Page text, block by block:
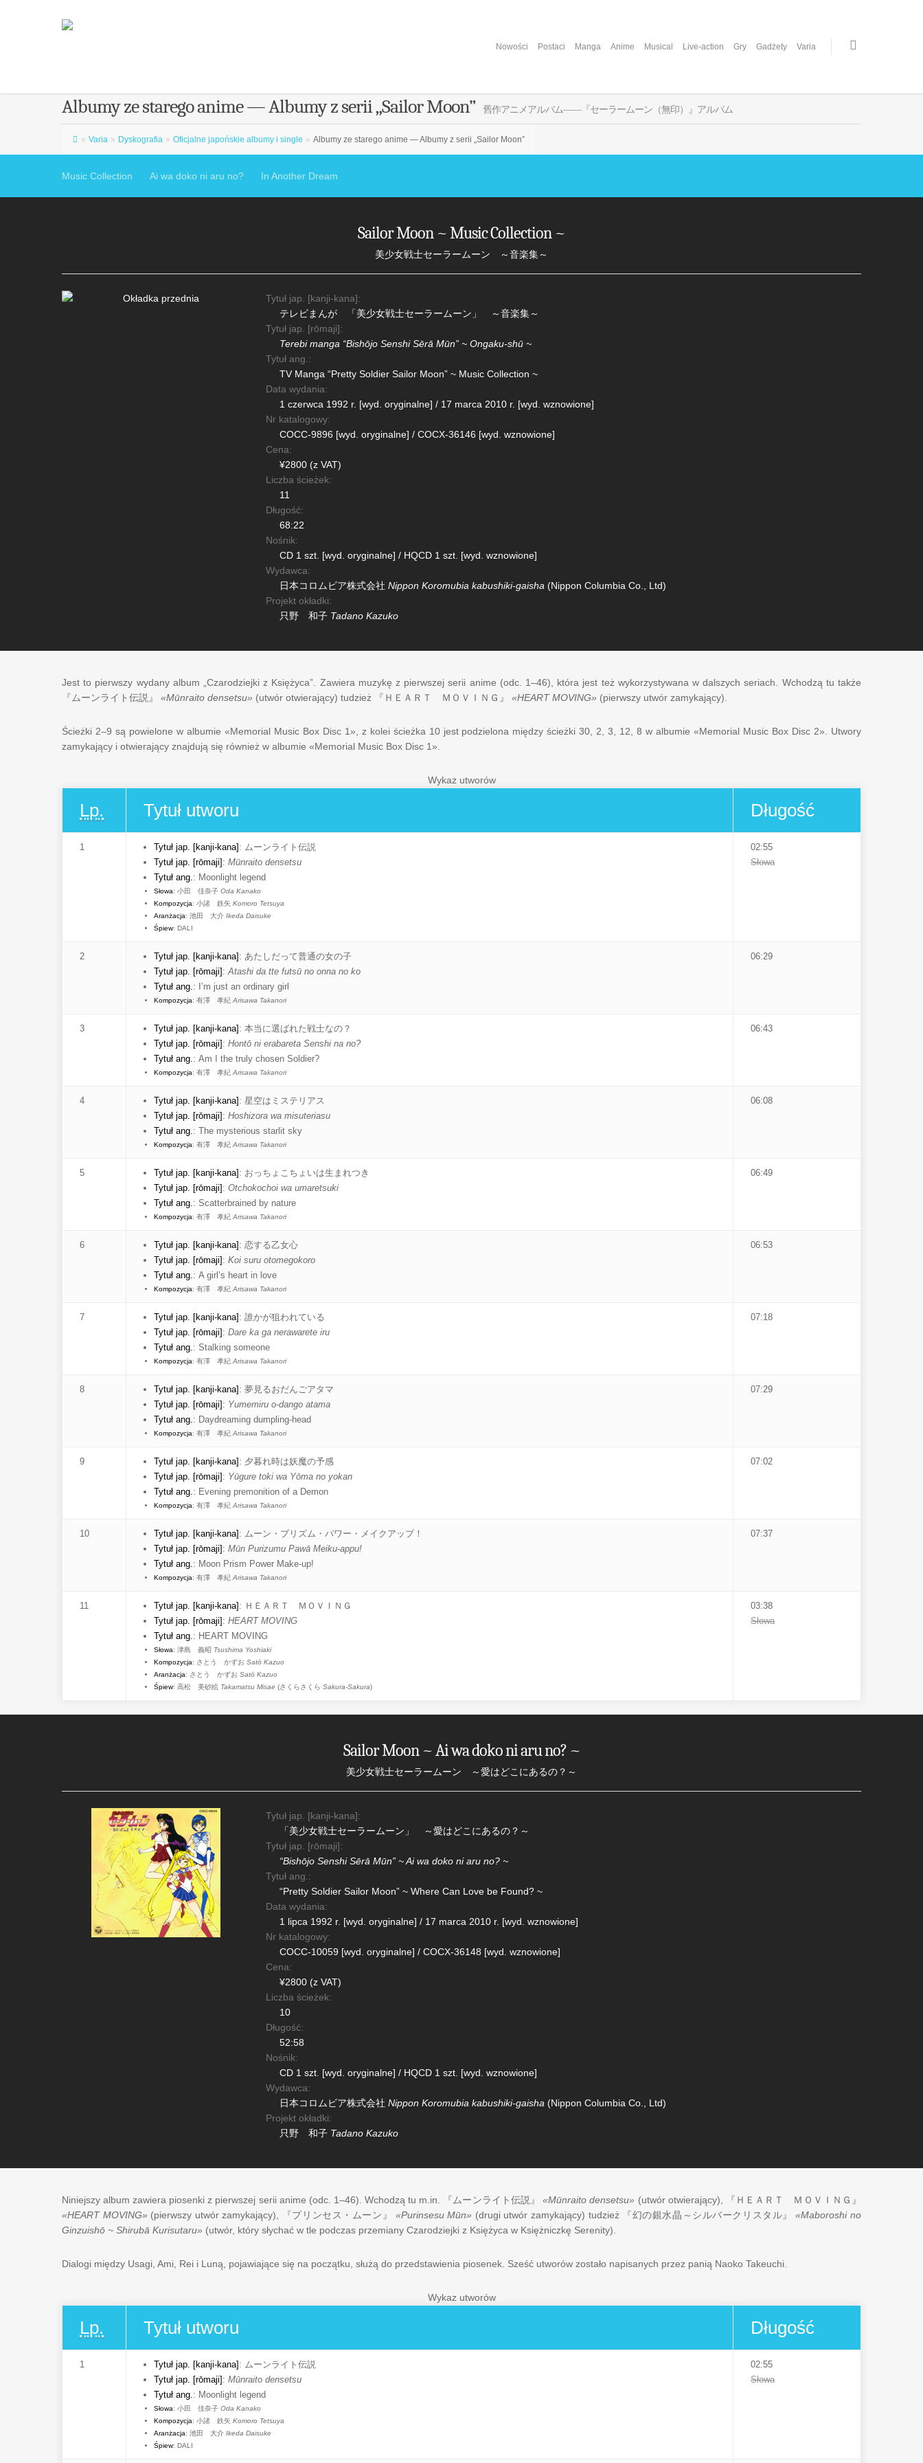
Nowości Postaci Manga Anime Musical Live-action Gry Gadżety Varia
Albumy ze starego anime — Albumy z serii „Sailor Moon” 舊作アニメアルバム――『セーラームーン（無印）』アルバム
» Varia » Dyskografia » Oficjalne japońskie albumy i single » Albumy ze starego anime — Albumy z serii „Sailor Moon”
Music Collection Ai wa doko ni aru no? In Another Dream
Sailor Moon ~ Music Collection ~
美少女戦士セーラームーン ～音楽集～
Tytuł jap. [kanji-kana]:
テレビまんが 「美少女戦士セーラームーン」 ～音楽集～
Tytuł jap. [rōmaji]:
Terebi manga “Bishōjo Senshi Sērā Mūn” ~ Ongaku-shū ~
Tytuł ang.:
TV Manga “Pretty Soldier Sailor Moon” ~ Music Collection ~
Data wydania:
1 czerwca 1992 r. [wyd. oryginalne] / 17 marca 2010 r. [wyd. wznowione]
Nr katalogowy:
COCC-9896 [wyd. oryginalne] / COCX-36146 [wyd. wznowione]
Cena:
¥2800 (z VAT)
Liczba ścieżek:
11
Długość:
68:22
Nośnik:
CD 1 szt. [wyd. oryginalne] / HQCD 1 szt. [wyd. wznowione]
Wydawca:
日本コロムビア株式会社 Nippon Koromubia kabushiki-gaisha (Nippon Columbia Co., Ltd)
Projekt okładki:
只野 和子 Tadano Kazuko
Jest to pierwszy wydany album „Czarodziejki z Księżyca”. Zawiera muzykę z pierwszej serii anime (odc. 1–46), która jest też wykorzystywana w dalszych seriach. Wchodzą tu także
『ムーンライト伝説』
«Mūnraito densetsu» (utwór otwierający) tudzież 『ＨＥＡＲＴ ＭＯＶＩＮＧ』 «HEART MOVING» (pierwszy utwór zamykający).
Ścieżki 2–9 są powielone w albumie «Memorial Music Box Disc 1», z kolei ścieżka 10 jest podzielona między ścieżki 30, 2, 3, 12, 8 w albumie «Memorial Music Box Disc 2». Utwory
zamykający i otwierający znajdują się również w albumie «Memorial Music Box Disc 1».
Wykaz utworów
Lp. Tytuł utworu Długość
1 Tytuł jap. [kanji-kana] : ムーンライト伝説
Tytuł jap. [rōmaji] : Mūnraito densetsu
Tytuł ang.: Moonlight legend
Słowa: 小田 佳奈子 Oda Kanako
Kompozycja: 小諸 鉄矢 Komoro Tetsuya
Aranżacja: 池田 大介 Ikeda Daisuke
Śpiew: DALI
02:55
Słowa
2 Tytuł jap. [kanji-kana] : あたしだって普通の女の子
Tytuł jap. [rōmaji] :Atashi da tte futsū no onna no ko
Tytuł ang.: I’m just an ordinary girl
Kompozycja: 有澤 孝紀 Arisawa Takanori
06:29
3 Tytuł jap. [kanji-kana] : 本当に選ばれた戦士なの？
Tytuł jap. [rōmaji] : Hontō ni erabareta Senshi na no?
Tytuł ang.: Am I the truly chosen Soldier?
Kompozycja: 有澤 孝紀 Arisawa Takanori
06:43
4 Tytuł jap. [kanji-kana] : 星空はミステリアス
Tytuł jap. [rōmaji] : Hoshizora wa misuteriasu
Tytuł ang.: The mysterious starlit sky
Kompozycja: 有澤 孝紀 Arisawa Takanori
06:08
5 Tytuł jap. [kanji-kana] : おっちょこちょいは生まれつき
Tytuł jap. [rōmaji] : Otchokochoi wa umaretsuki
Tytuł ang.: Scatterbrained by nature
Kompozycja: 有澤 孝紀 Arisawa Takanori
06:49
6 Tytuł jap. [kanji-kana] : 恋する乙女心
Tytuł jap. [rōmaji] : Koi suru otomegokoro
Tytuł ang.: A girl’s heart in love
Kompozycja: 有澤 孝紀 Arisawa Takanori
06:53
7 Tytuł jap. [kanji-kana] : 誰かが狙われている
Tytuł jap. [rōmaji] : Dare ka ga nerawarete iru
Tytuł ang.: Stalking someone
Kompozycja: 有澤 孝紀 Arisawa Takanori
07:18
8 Tytuł jap. [kanji-kana] : 夢見るおだんごアタマ
Tytuł jap. [rōmaji] : Yumemiru o-dango atama
Tytuł ang.: Daydreaming dumpling-head
Kompozycja: 有澤 孝紀 Arisawa Takanori
07:29
9 Tytuł jap. [kanji-kana] : 夕暮れ時は妖魔の予感
Tytuł jap. [rōmaji] : Yūgure toki wa Yōma no yokan
Tytuł ang.: Evening premonition of a Demon
Kompozycja: 有澤 孝紀 Arisawa Takanori
07:02
10 Tytuł jap. [kanji-kana] : ムーン・プリズム・パワー・メイクアップ！
Tytuł jap. [rōmaji] : Mūn Purizumu Pawā Meiku-appu!
Tytuł ang.: Moon Prism Power Make-up!
Kompozycja: 有澤 孝紀 Arisawa Takanori
07:37
11 Tytuł jap. [kanji-kana] : ＨＥＡＲＴ ＭＯＶＩＮＧ
Tytuł jap. [rōmaji] : HEART MOVING
Tytuł ang.: HEART MOVING
Słowa: 津島 義昭 Tsushima Yoshiaki
Kompozycja: さとう かずお Satō Kazuo
Aranżacja: さとう かずお Satō Kazuo
Śpiew: 高松 美砂絵 Takamatsu Misae (さくらさくら Sakura-Sakura)
03:38
Słowa
Sailor Moon ~ Ai wa doko ni aru no? ~
美少女戦士セーラームーン ～愛はどこにあるの？～
Tytuł jap. [kanji-kana]:
「美少女戦士セーラームーン」 ～愛はどこにあるの？～
Tytuł jap. [rōmaji]:
“Bishōjo Senshi Sērā Mūn” ~ Ai wa doko ni aru no? ~
Tytuł ang.:
“Pretty Soldier Sailor Moon” ~ Where Can Love be Found? ~
Data wydania:
1 lipca 1992 r. [wyd. oryginalne] / 17 marca 2010 r. [wyd. wznowione]
Nr katalogowy:
COCC-10059 [wyd. oryginalne] / COCX-36148 [wyd. wznowione]
Cena:
¥2800 (z VAT)
Liczba ścieżek:
10
Długość:
52:58
Nośnik:
CD 1 szt. [wyd. oryginalne] / HQCD 1 szt. [wyd. wznowione]
Wydawca:
日本コロムビア株式会社 Nippon Koromubia kabushiki-gaisha (Nippon Columbia Co., Ltd)
Projekt okładki:
只野 和子 Tadano Kazuko
Niniejszy album zawiera piosenki z pierwszej serii anime (odc. 1–46). Wchodzą tu m.in. 『ムーンライト伝説』 «Mūnraito densetsu» (utwór otwierający),
『ＨＥＡＲＴ ＭＯＶＩＮＧ』
«HEART MOVING» (pierwszy utwór zamykający), 『プリンセス・ムーン』 «Purinsesu Mūn» (drugi utwór zamykający) tudzież 『幻の銀水晶～シルバークリスタル』
«Maboroshi no
Ginzuishō ~ Shirubā Kurisutaru» (utwór, który słychać w tle podczas przemiany Czarodziejki z Księżyca w Księżniczkę Serenity).
Dialogi między Usagi, Ami, Rei i Luną, pojawiające się na początku, służą do przedstawienia piosenek. Sześć utworów zostało napisanych przez panią Naoko Takeuchi.
Wykaz utworów
Lp. Tytuł utworu Długość
1 Tytuł jap. [kanji-kana] : ムーンライト伝説
Tytuł jap. [rōmaji] : Mūnraito densetsu
Tytuł ang.: Moonlight legend
Słowa: 小田 佳奈子 Oda Kanako
Kompozycja: 小諸 鉄矢 Komoro Tetsuya
Aranżacja: 池田 大介 Ikeda Daisuke
Śpiew: DALI
02:55
Słowa